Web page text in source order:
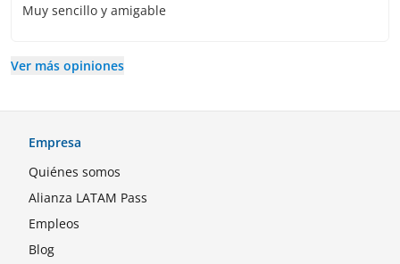
Muy sencillo y amigable
Ver más opiniones
Empresa
Quiénes somos
Alianza LATAM Pass
Empleos
Blog